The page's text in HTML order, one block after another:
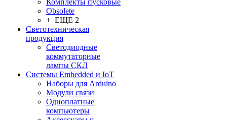
Комплекты пусковые
Obsolete
+ ЕЩЕ 2
Светотехническая
продукция
Светодиодные
коммутаторные
лампы СКЛ
Системы Embedded и IoT
Наборы для Arduino
Модули связи
Одноплатные
компьютеры